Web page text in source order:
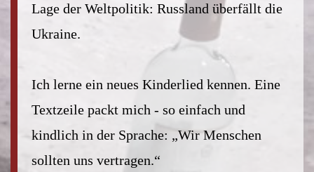
Lage der Weltpolitik: Russland überfällt die
Ukraine.
Ich lerne ein neues Kinderlied kennen. Eine
Textzeile packt mich - so einfach und
kindlich in der Sprache: „Wir Menschen
sollten uns vertragen.“